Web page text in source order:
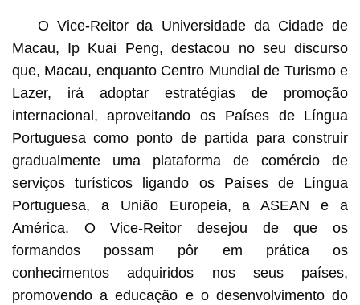
O Vice-Reitor da Universidade da Cidade de
Macau, Ip Kuai Peng, destacou no seu discurso
que, Macau, enquanto Centro Mundial de Turismo e
Lazer, irá adoptar estratégias de promoção
internacional, aproveitando os Países de Língua
Portuguesa como ponto de partida para construir
gradualmente uma plataforma de comércio de
serviços turísticos ligando os Países de Língua
Portuguesa, a União Europeia, a ASEAN e a
América. O Vice-Reitor desejou de que os
formandos possam pôr em prática os
conhecimentos adquiridos nos seus países,
promovendo a educação e o desenvolvimento do